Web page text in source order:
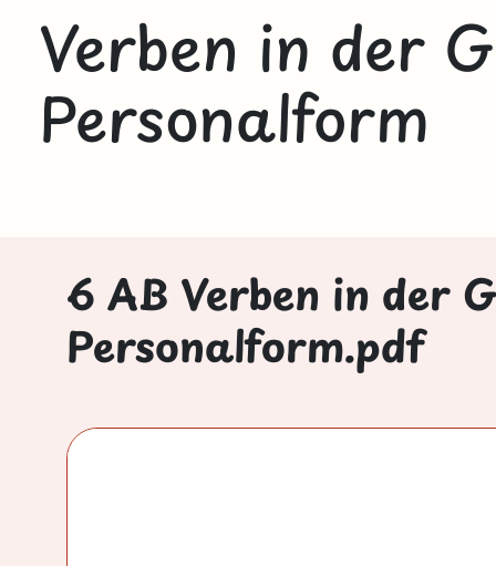
Verben in der
Personalform
6 AB Verben in der
Personalform.pdf